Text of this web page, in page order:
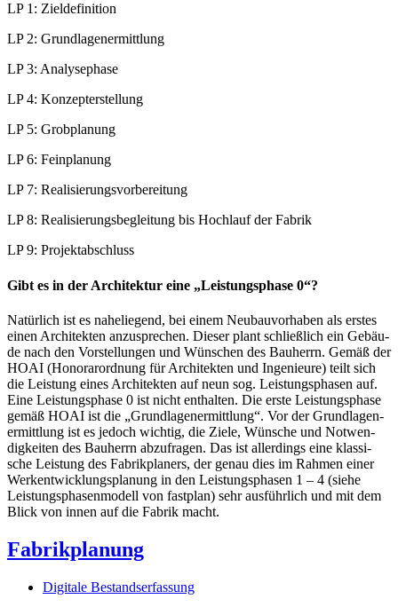
LP 1: Zieldefinition
LP 2: Grundlagenermittlung
LP 3: Analysephase
LP 4: Konzepterstellung
LP 5: Grobplanung
LP 6: Feinplanung
LP 7: Realisierungsvorbereitung
LP 8: Rea­li­sie­rungs­be­glei­tung bis Hoch­lauf der Fabrik
LP 9: Projektabschluss
Gibt es in der Architektur eine „Leistungsphase 0“?
Natür­lich ist es nahe­lie­gend, bei einem Neu­bau­vor­ha­ben als ers­tes
einen Archi­tek­ten anzu­spre­chen. Die­ser plant schließ­lich ein Gebäu­
de nach den Vor­stel­lun­gen und Wün­schen des Bau­herrn. Gemäß der
HOAI (Hono­rar­ord­nung für Archi­tek­ten und Inge­nieu­re) teilt sich
die Leis­tung eines Archi­tek­ten auf neun sog. Leis­tungs­pha­sen auf.
Eine Leis­tungs­pha­se 0 ist nicht ent­hal­ten. Die ers­te Leis­tungs­pha­se
gemäß HOAI ist die „Grund­la­gen­er­mitt­lung“. Vor der Grund­la­gen­
er­mitt­lung ist es jedoch wich­tig, die Zie­le, Wün­sche und Not­wen­
dig­kei­ten des Bau­herrn abzu­fra­gen. Das ist aller­dings eine klas­si­
sche Leis­tung des Fabrik­pla­ners, der genau dies im Rah­men einer
Werk­ent­wick­lungs­pla­nung in den Leis­tungs­pha­sen 1 – 4 (sie­he
Leis­tungs­pha­sen­mo­dell von fast­plan) sehr aus­führ­lich und mit dem
Blick von innen auf die Fabrik macht.
Fabrikplanung
Digi­ta­le Bestandserfassung